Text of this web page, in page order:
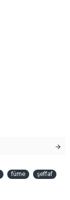
füme
şeffaf